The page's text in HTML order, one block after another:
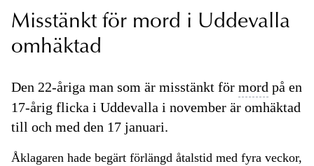
Misstänkt för mord i Uddevalla
omhäktad
Den 22-åriga man som är misstänkt för mord på en
17-årig flicka i Uddevalla i november är omhäktad
till och med den 17 januari.
Åklagaren hade begärt förlängd åtalstid med fyra veckor,